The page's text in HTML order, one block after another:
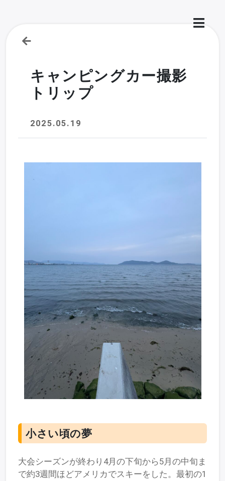
キャンピングカー撮影
トリップ
2025.05.19
小さい頃の夢
大会シーズンが終わり4月の下旬から5月の中旬ま
で約3週間ほどアメリカでスキーをした。最初の1